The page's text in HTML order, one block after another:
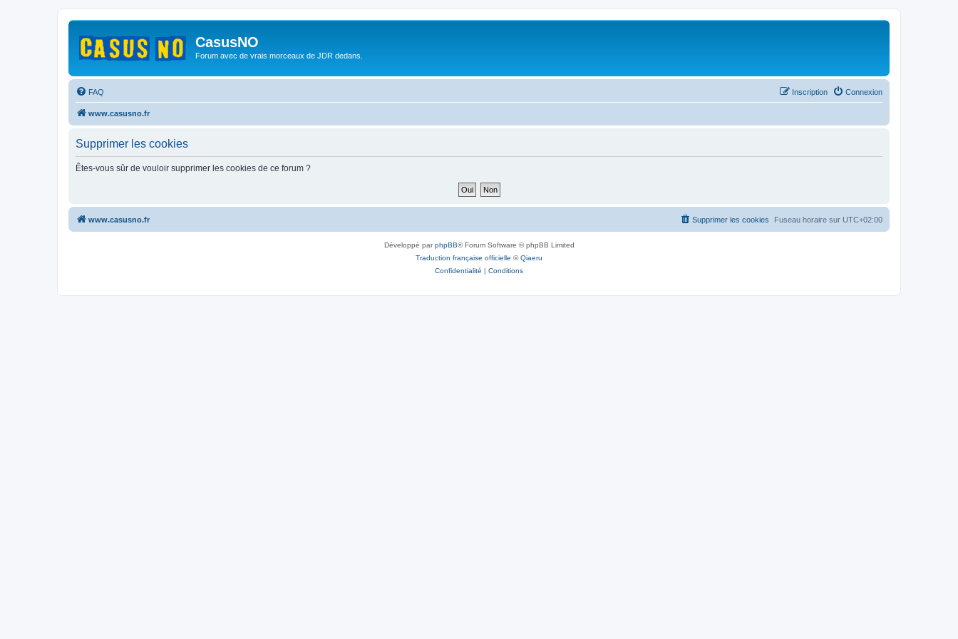
CasusNO
Forum avec de vrais morceaux de JDR dedans.
FAQ Connexion
Inscription
www.casusno.fr
Supprimer les cookies
Êtes-vous sûr de vouloir supprimer les cookies de ce forum ?
www.casusno.fr Fuseau horaire sur UTC+02:00
Supprimer les cookies
Développé parphpBB® Forum Software © phpBB Limited
Traduction française officielle ©Qiaeru
Confidentialité | Conditions